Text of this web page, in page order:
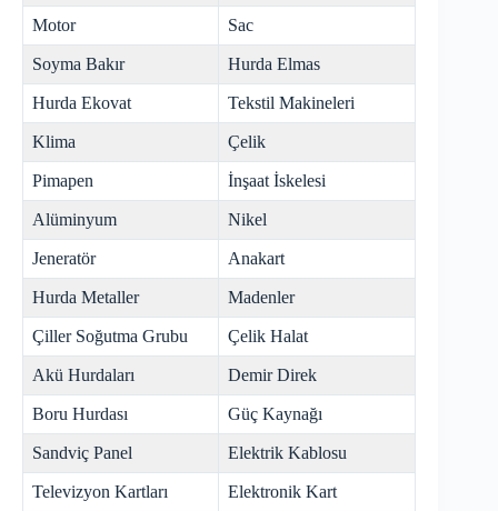
Motor Sac
Soyma Bakır Hurda Elmas
Hurda Ekovat Tekstil Makineleri
Klima Çelik
Pimapen İnşaat İskelesi
Alüminyum Nikel
Jeneratör Anakart
Hurda Metaller Madenler
Çiller Soğutma Grubu Çelik Halat
Akü Hurdaları Demir Direk
Boru Hurdası Güç Kaynağı
Sandviç Panel Elektrik Kablosu
Televizyon Kartları Elektronik Kart